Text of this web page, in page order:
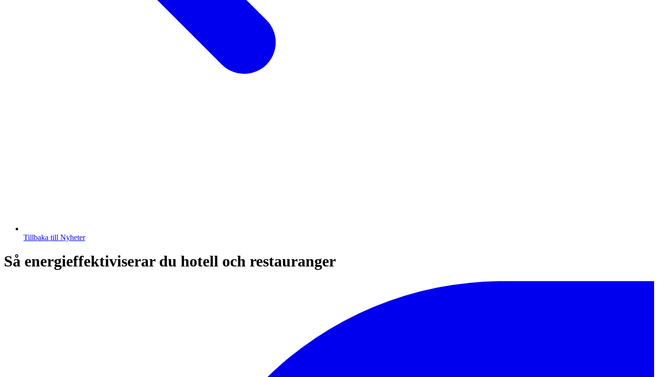
Tillbaka till Nyheter
Så energieffektiviserar du hotell och restauranger